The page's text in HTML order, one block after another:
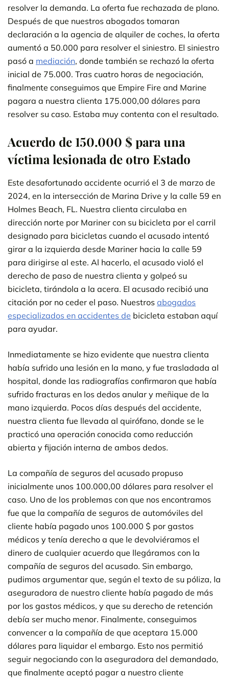
resolver la demanda. La oferta fue rechazada de plano.
Después de que nuestros abogados tomaran
declaración a la agencia de alquiler de coches, la oferta
aumentó a 50.000 para resolver el siniestro. El siniestro
pasó a mediación, donde también se rechazó la oferta
inicial de 75.000. Tras cuatro horas de negociación,
finalmente conseguimos que Empire Fire and Marine
pagara a nuestra clienta 175.000,00 dólares para
resolver su caso. Estaba muy contenta con el resultado.
Acuerdo de 150.000 $ para una
víctima lesionada de otro Estado
Este desafortunado accidente ocurrió el 3 de marzo de
2024, en la intersección de Marina Drive y la calle 59 en
Holmes Beach, FL. Nuestra clienta circulaba en
dirección norte por Mariner con su bicicleta por el carril
designado para bicicletas cuando el acusado intentó
girar a la izquierda desde Mariner hacia la calle 59
para dirigirse al este. Al hacerlo, el acusado violó el
derecho de paso de nuestra clienta y golpeó su
bicicleta, tirándola a la acera. El acusado recibió una
citación por no ceder el paso. Nuestros abogados
especializados en accidentes de bicicleta estaban aquí
para ayudar.
Inmediatamente se hizo evidente que nuestra clienta
había sufrido una lesión en la mano, y fue trasladada al
hospital, donde las radiografías confirmaron que había
sufrido fracturas en los dedos anular y meñique de la
mano izquierda. Pocos días después del accidente,
nuestra clienta fue llevada al quirófano, donde se le
practicó una operación conocida como reducción
abierta y fijación interna de ambos dedos.
La compañía de seguros del acusado propuso
inicialmente unos 100.000,00 dólares para resolver el
caso. Uno de los problemas con que nos encontramos
fue que la compañía de seguros de automóviles del
cliente había pagado unos 100.000 $ por gastos
médicos y tenía derecho a que le devolviéramos el
dinero de cualquier acuerdo que llegáramos con la
compañía de seguros del acusado. Sin embargo,
pudimos argumentar que, según el texto de su póliza, la
aseguradora de nuestro cliente había pagado de más
por los gastos médicos, y que su derecho de retención
debía ser mucho menor. Finalmente, conseguimos
convencer a la compañía de que aceptara 15.000
dólares para liquidar el embargo. Esto nos permitió
seguir negociando con la aseguradora del demandado,
que finalmente aceptó pagar a nuestro cliente